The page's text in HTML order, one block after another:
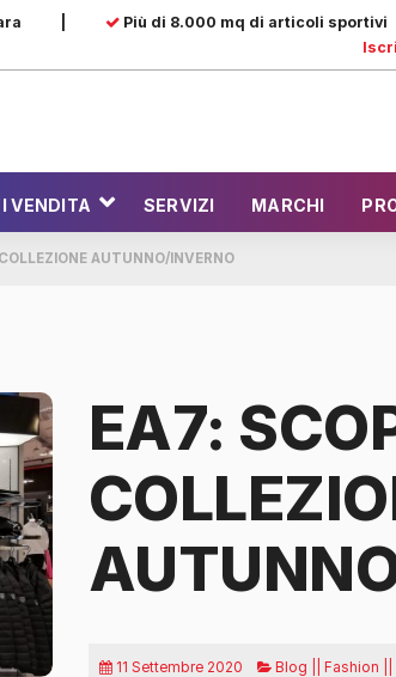
Più di 8.000 mq di articoli sportivi
VENDITA SERVIZI MARCHI
AUTUNNO/INVERNO
EA7:
11 Settembre 2020 Blog || Fashion ||